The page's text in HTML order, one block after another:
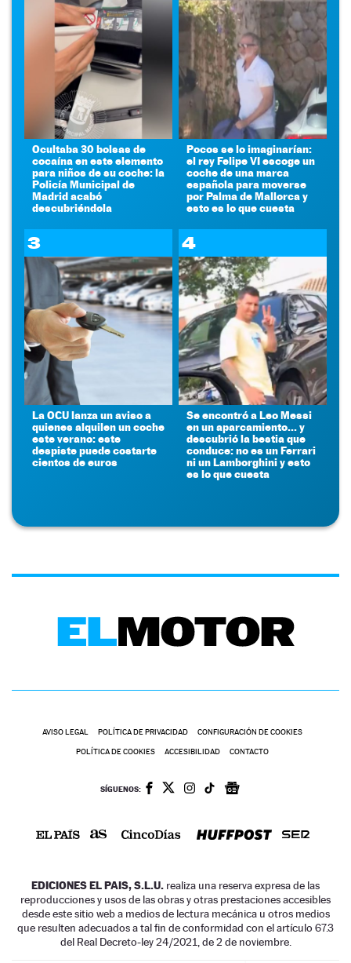
Ocultaba 30 bolsas de
cocaína en este elemento
para niños de su coche: la
Policía Municipal de
Madrid acabó
descubriéndola
Pocos se lo imaginarían:
el rey Felipe VI escoge un
coche de una marca
española para moverse
por Palma de Mallorca y
esto es lo que cuesta
3
La OCU lanza un aviso a
quienes alquilen un coche
este verano: este
despiste puede costarte
cientos de euros
4
Se encontró a Leo Messi
en un aparcamiento... y
descubrió la bestia que
conduce: no es un Ferrari
ni un Lamborghini y esto
es lo que cuesta
AVISO LEGAL POLÍTICA DE PRIVACIDAD CONFIGURACIÓN DE COOKIES
POLÍTICA DE COOKIES ACCESIBILIDAD CONTACTO
SÍGUENOS:
EDICIONES EL PAIS, S.L.U. realiza una reserva expresa de las
reproducciones y usos de las obras y otras prestaciones accesibles
desde este sitio web a medios de lectura mecánica u otros medios
que resulten adecuados a tal fin de conformidad con el artículo 67.3
del Real Decreto-ley 24/2021, de 2 de noviembre.